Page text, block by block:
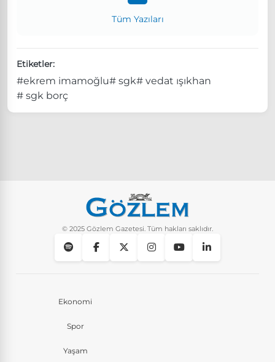
Tüm Yazıları
Etiketler:
#ekrem imamoğlu# sgk# vedat ışıkhan
# sgk borç
© 2025 Gözlem Gazetesi. Tüm hakları saklıdır.
Ekonomi
Spor
Yaşam